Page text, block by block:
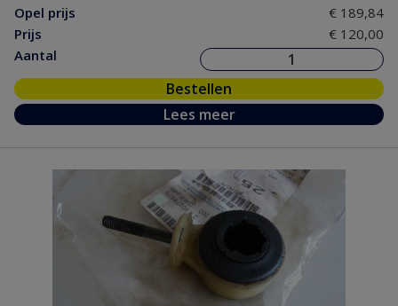
Opel prijs
€ 189,84
Prijs
€ 120,00
Aantal
Bestellen
Lees meer